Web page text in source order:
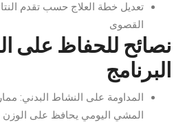
تعديل خطة العلاج حسب تقدم
القصوى
نصائح للحفاظ على
البرنامج
المداومة على النشاط البدني:
المشي اليومي يحافظ على الوزن